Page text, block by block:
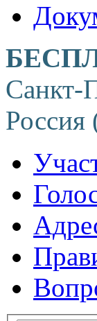
Санкт-
Россия